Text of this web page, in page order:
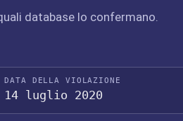
database lo confermano.
DATA DELLA VIOLAZIONE
14 luglio 2020